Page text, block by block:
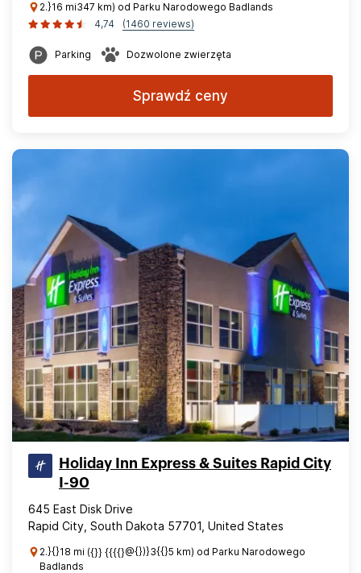
2.}16 mi347 km) od Parku Narodowego Badlands
4,74
(1460 reviews)
Parking Dozwolone zwierzęta
Sprawdź ceny
Holiday Inn Express & Suites Rapid City
I-90
645 East Disk Drive
Rapid City, South Dakota 57701, United States
2.}{}18 mi ({}} {{{{}@{})}3{{}5 km) od Parku Narodowego
Badlands